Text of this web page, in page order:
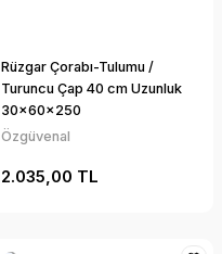
Rüzgar Çorabı-Tulumu /
Turuncu Çap 40 cm Uzunluk
30x60x250
Özgüvenal
2.035,00 TL